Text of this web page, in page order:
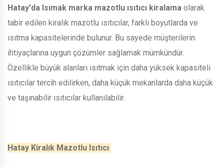
Hatay'da Isımak marka mazotlu ısıtıcı kiralama olarak
tabir edilen kiralık mazotlu ısıtıcılar, farklı boyutlarda ve
ısıtma kapasitelerinde bulunur. Bu sayede müşterilerin
ihtiyaçlarına uygun çözümler sağlamak mümkündür.
Özellikle büyük alanları ısıtmak için daha yüksek kapasiteli
ısıtıcılar tercih edilirken, daha küçük mekanlarda daha küçük
ve taşınabilir ısıtıcılar kullanılabilir.
Hatay Kiralık Mazotlu Isıtıcı